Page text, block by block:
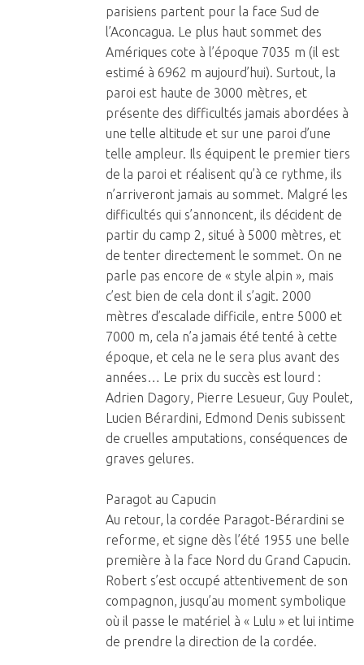
parisiens partent pour la face Sud de
l’Aconcagua. Le plus haut sommet des
Amériques cote à l’époque 7035 m (il est
estimé à 6962 m aujourd’hui). Surtout, la
paroi est haute de 3000 mètres, et
présente des difficultés jamais abordées à
une telle altitude et sur une paroi d’une
telle ampleur. Ils équipent le premier tiers
de la paroi et réalisent qu’à ce rythme, ils
n’arriveront jamais au sommet. Malgré les
difficultés qui s’annoncent, ils décident de
partir du camp 2, situé à 5000 mètres, et
de tenter directement le sommet. On ne
parle pas encore de « style alpin », mais
c’est bien de cela dont il s’agit. 2000
mètres d’escalade difficile, entre 5000 et
7000 m, cela n’a jamais été tenté à cette
époque, et cela ne le sera plus avant des
années… Le prix du succès est lourd :
Adrien Dagory, Pierre Lesueur, Guy Poulet,
Lucien Bérardini, Edmond Denis subissent
de cruelles amputations, conséquences de
graves gelures.
Paragot au Capucin
Au retour, la cordée Paragot-Bérardini se
reforme, et signe dès l’été 1955 une belle
première à la face Nord du Grand Capucin.
Robert s’est occupé attentivement de son
compagnon, jusqu’au moment symbolique
où il passe le matériel à « Lulu » et lui intime
de prendre la direction de la cordée.